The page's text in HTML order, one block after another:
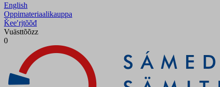
English
Oppimateriaalikauppa
Ǩeeʹrjtõõđ
Vuästtõõzz
0